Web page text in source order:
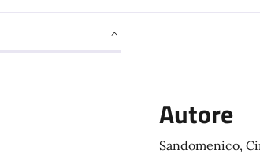
Autore
Sandomenico,